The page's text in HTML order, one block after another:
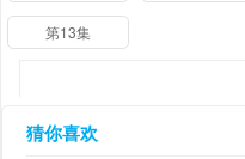
第13集
猜你喜欢